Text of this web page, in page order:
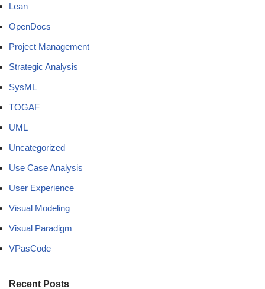
Lean
OpenDocs
Project Management
Strategic Analysis
SysML
TOGAF
UML
Uncategorized
Use Case Analysis
User Experience
Visual Modeling
Visual Paradigm
VPasCode
Recent Posts